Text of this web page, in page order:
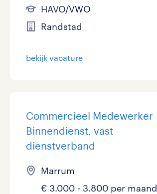
HAVO/VWO
Randstad
bekijk vacature
Commercieel Medewerker
Binnendienst, vast
dienstverband
Marrum
€ 3.000 - 3.800 per maand